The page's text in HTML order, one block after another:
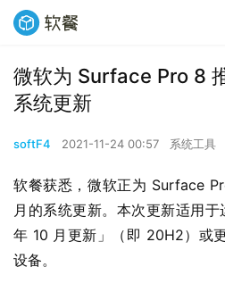
微软为 Surface Pro 8
系统更新
softF4 2021-11-24 00:57 系统工具
软餐获悉，微软正为 Surface
月的系统更新。本次更新适用
年 10 月更新」（即 20H2）或
设备。